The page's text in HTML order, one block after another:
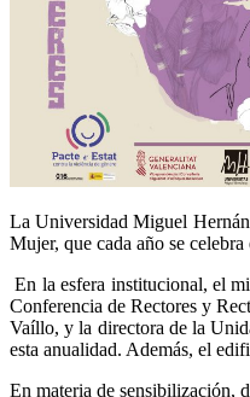
La Universidad Miguel
Mujer, que cada año se celebra
En la esfera institucional, el
Conferencia de Rectores y
Vaíllo, y la directora de la
esta anualidad. Además, el
En materia de sensibilización,